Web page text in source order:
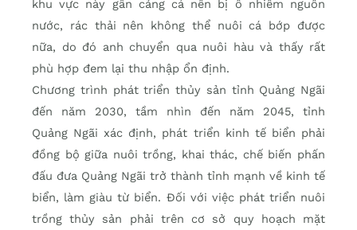
khu vực này gần cảng cá nên bị ô nhiễm nguồn
nước, rác thải nên không thể nuôi cá bớp được
nữa, do đó anh chuyển qua nuôi hàu và thấy rất
phù hợp đem lại thu nhập ổn định.
Chương trình phát triển thủy sản tỉnh Quảng Ngãi
đến năm 2030, tầm nhìn đến năm 2045, tỉnh
Quảng Ngãi xác định, phát triển kinh tế biển phải
đồng bộ giữa nuôi trồng, khai thác, chế biến phấn
đấu đưa Quảng Ngãi trở thành tỉnh mạnh về kinh tế
biển, làm giàu từ biển. Đối với việc phát triển nuôi
trồng thủy sản phải trên cơ sở quy hoạch mặt